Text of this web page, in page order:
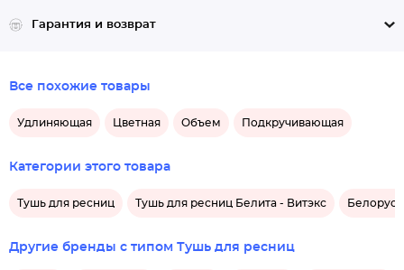
Гарантия и возврат
Все похожие товары
Удлиняющая Цветная Объем Подкручивающая
Категории этого товара
Тушь для ресниц Тушь для ресниц Белита - Витэкс
Другие бренды с типом Тушь для ресниц